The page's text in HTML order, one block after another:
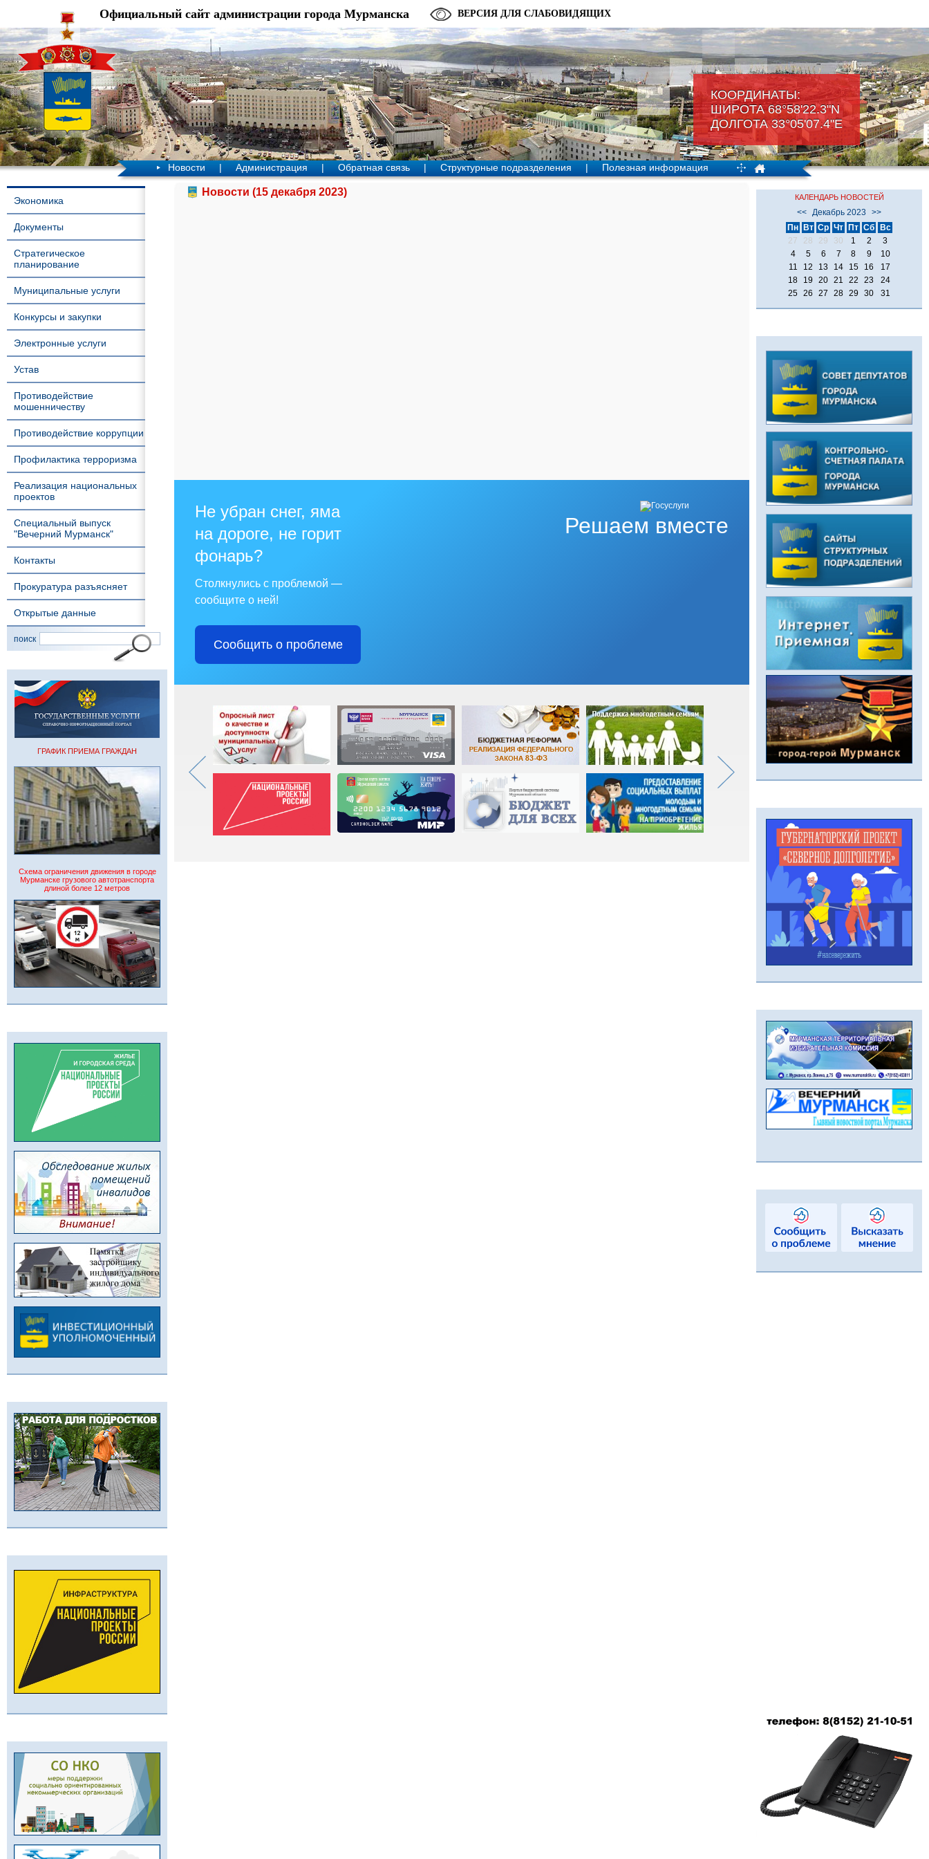
КООРДИНАТЫ:
ШИРОТА 68°58'22.3"N
ДОЛГОТА 33°05'07.4"Е
Официальный сайт администрации города Мурманска ВЕРСИЯ ДЛЯ СЛАБОВИДЯЩИХ
Новости | Администрация | Обратная связь | Структурные подразделения | Полезная информация
Экономика
Документы
Стратегическое
планирование
Муниципальные услуги
Конкурсы и закупки
Электронные услуги
Устав
Противодействие
мошенничеству
Противодействие коррупции
Профилактика терроризма
Реализация национальных
проектов
Специальный выпуск
"Вечерний Мурманск"
Контакты
Прокуратура разъясняет
Открытые данные
поиск
ГРАФИК ПРИЕМА ГРАЖДАН
Схема ограничения движения в городе
Мурманске грузового автотранспорта
длиной более 12 метров
Новости (15 декабря 2023)
Решаем вместе
Не убран снег, яма
на дороге, не горит
фонарь?
Столкнулись с проблемой —
сообщите о ней!
Сообщить о проблеме
КАЛЕНДАРЬ НОВОСТЕЙ
<< Декабрь 2023
>>
Пн
Вт Ср Чт Пт Сб
Вс
27
28 29 30 1 2
3
4
5 6 7 8 9
10
11
12 13 14 15 16
17
18
19 20 21 22 23
24
25 26 27 28 29 30 31